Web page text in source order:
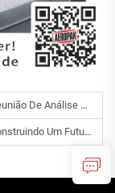
Contínuo Por Meio De Reflexão E Ação
Mais Forte Juntos